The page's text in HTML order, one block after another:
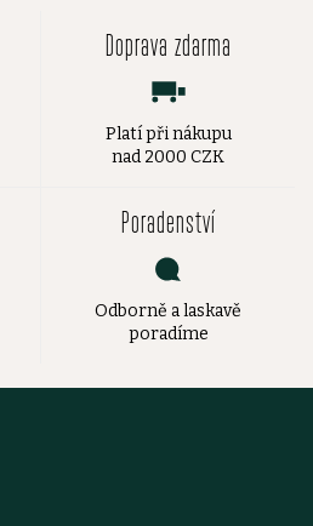
Doprava zdarma
Platí při nákupu
nad 2000 CZK
Poradenství
Odborně a laskavě
poradíme